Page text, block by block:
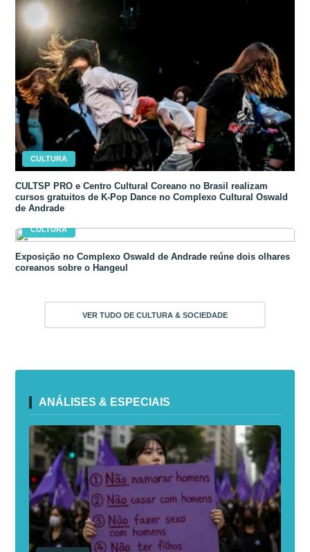
CULTURA
CULTSP PRO e Centro Cultural Coreano no Brasil realizam
cursos gratuitos de K-Pop Dance no Complexo Cultural Oswald
de Andrade
CULTURA
Exposição no Complexo Oswald de Andrade reúne dois olhares
coreanos sobre o Hangeul
VER TUDO DE CULTURA & SOCIEDADE
ANÁLISES & ESPECIAIS